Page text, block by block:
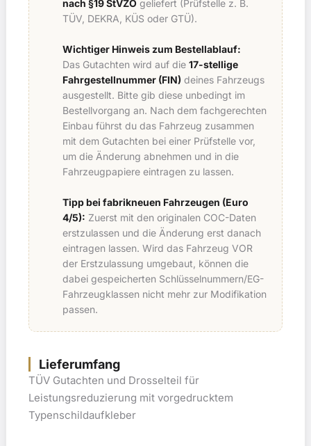
nach §19 StVZO geliefert (Prüfstelle z. B.
TÜV, DEKRA, KÜS oder GTÜ).
Wichtiger Hinweis zum Bestellablauf:
Das Gutachten wird auf die 17-stellige
Fahrgestellnummer (FIN) deines Fahrzeugs
ausgestellt. Bitte gib diese unbedingt im
Bestellvorgang an. Nach dem fachgerechten
Einbau führst du das Fahrzeug zusammen
mit dem Gutachten bei einer Prüfstelle vor,
um die Änderung abnehmen und in die
Fahrzeugpapiere eintragen zu lassen.
Tipp bei fabrikneuen Fahrzeugen (Euro
4/5): Zuerst mit den originalen COC-Daten
erstzulassen und die Änderung erst danach
eintragen lassen. Wird das Fahrzeug VOR
der Erstzulassung umgebaut, können die
dabei gespeicherten Schlüsselnummern/EG-
Fahrzeugklassen nicht mehr zur Modifikation
passen.
Lieferumfang
TÜV Gutachten und Drosselteil für
Leistungsreduzierung mit vorgedrucktem
Typenschildaufkleber